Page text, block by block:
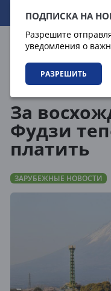
ПОДПИСКА НА
Разрешите
уведомления о
РАЗРЕШИТЬ
07.08.2026 15:30:34
За
Фудзи
платить
ЗАРУБЕЖНЫЕ НОВОСТИ